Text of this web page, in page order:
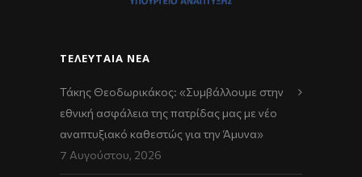
ΤΕΛΕΥΤΑΊΑ ΝΈΑ
Τάκης Θεοδωρικάκος: «Συμβάλλουμε στην
εθνική ασφάλεια της πατρίδας μας με νέο
αναπτυξιακό καθεστώς για την Άμυνα»
7 Αυγούστου, 2026